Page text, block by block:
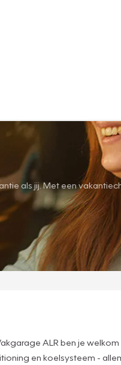
als jij. Met een
ALR ben je
en koelsysteem -